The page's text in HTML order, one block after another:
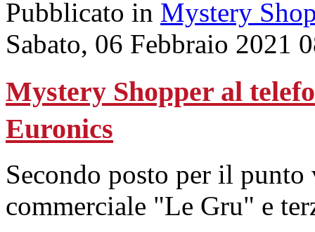
Pubblicato in Mystery
Sabato, 06 Febbraio 2021
Mystery Shopper al
Euronics
Secondo posto per il
commerciale "Le Gru" e